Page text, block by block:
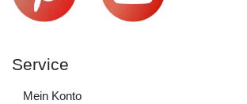
Service
Mein Konto